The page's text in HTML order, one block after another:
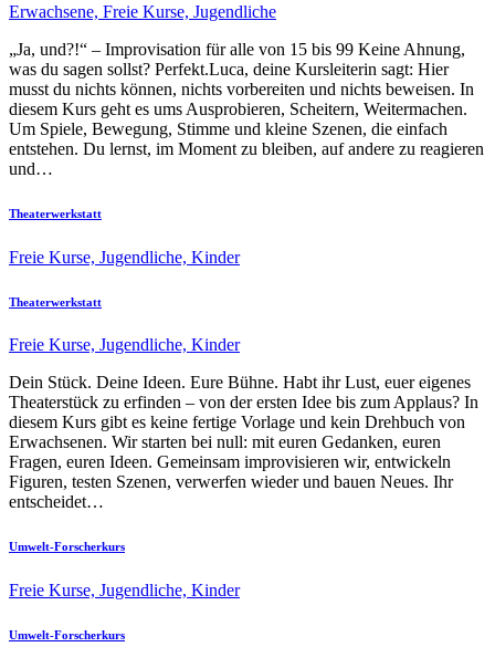
Erwachsene, Freie Kurse, Jugendliche
„Ja, und?!“ – Improvisation für alle von 15 bis 99 Keine Ahnung,
was du sagen sollst? Perfekt.Luca, deine Kursleiterin sagt: Hier
musst du nichts können, nichts vorbereiten und nichts beweisen. In
diesem Kurs geht es ums Ausprobieren, Scheitern, Weitermachen.
Um Spiele, Bewegung, Stimme und kleine Szenen, die einfach
entstehen. Du lernst, im Moment zu bleiben, auf andere zu reagieren
und…
Theaterwerkstatt
Freie Kurse, Jugendliche, Kinder
Theaterwerkstatt
Freie Kurse, Jugendliche, Kinder
Dein Stück. Deine Ideen. Eure Bühne. Habt ihr Lust, euer eigenes
Theaterstück zu erfinden – von der ersten Idee bis zum Applaus? In
diesem Kurs gibt es keine fertige Vorlage und kein Drehbuch von
Erwachsenen. Wir starten bei null: mit euren Gedanken, euren
Fragen, euren Ideen. Gemeinsam improvisieren wir, entwickeln
Figuren, testen Szenen, verwerfen wieder und bauen Neues. Ihr
entscheidet…
Umwelt-Forscherkurs
Freie Kurse, Jugendliche, Kinder
Umwelt-Forscherkurs